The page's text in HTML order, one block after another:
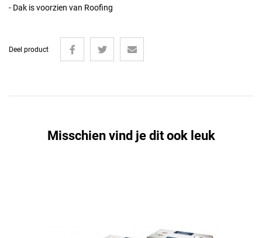
- Dak is voorzien van Roofing
Misschien vind je dit ook leuk